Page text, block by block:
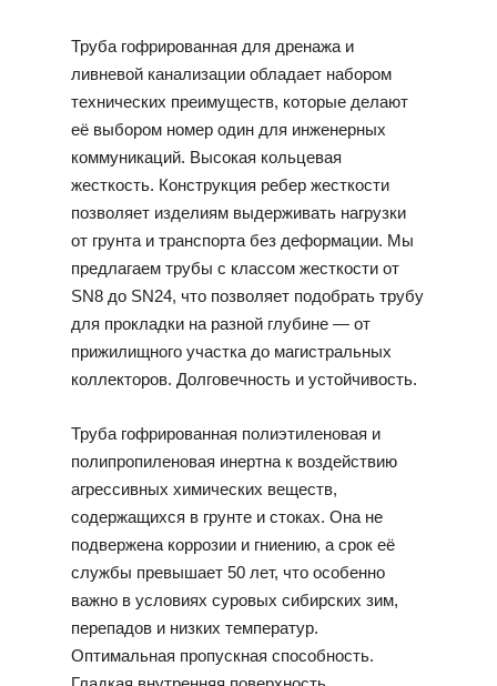
Труба гофрированная для дренажа и
ливневой канализации обладает набором
технических преимуществ, которые делают
её выбором номер один для инженерных
коммуникаций. Высокая кольцевая
жесткость. Конструкция ребер жесткости
позволяет изделиям выдерживать нагрузки
от грунта и транспорта без деформации. Мы
предлагаем трубы с классом жесткости от
SN8 до SN24, что позволяет подобрать трубу
для прокладки на разной глубине — от
прижилищного участка до магистральных
коллекторов. Долговечность и устойчивость.
Труба гофрированная полиэтиленовая и
полипропиленовая инертна к воздействию
агрессивных химических веществ,
содержащихся в грунте и стоках. Она не
подвержена коррозии и гниению, а срок её
службы превышает 50 лет, что особенно
важно в условиях суровых сибирских зим,
перепадов и низких температур.
Оптимальная пропускная способность.